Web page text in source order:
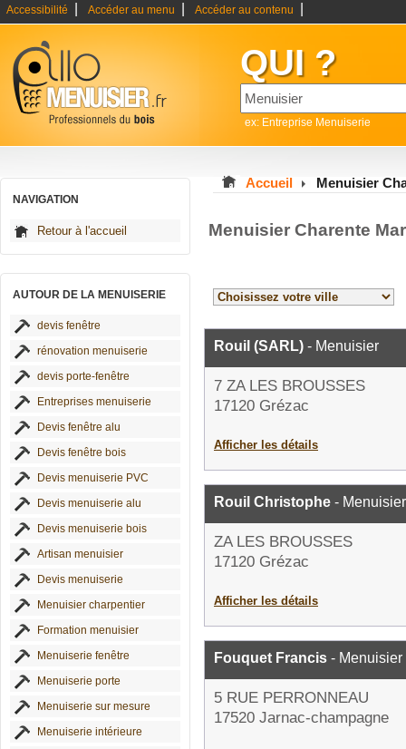
Accessibilité Accéder au menu Accéder au contenu
QUI ?
ex: Entreprise Menuiserie
NAVIGATION
Retour à l'accueil
AUTOUR DE LA MENUISERIE
devis fenêtre
rénovation menuiserie
devis porte-fenêtre
Entreprises menuiserie
Devis fenêtre alu
Devis fenêtre bois
Devis menuiserie PVC
Devis menuiserie alu
Devis menuiserie bois
Artisan menuisier
Devis menuiserie
Menuisier charpentier
Formation menuisier
Menuiserie fenêtre
Menuiserie porte
Menuiserie sur mesure
Menuiserie intérieure
Accueil Menuisier
Menuisier Charente
Rouil (SARL) - Menuisier
7 ZA LES BROUSSES
17120 Grézac
Afficher les détails
Rouil Christophe - Menuisier
ZA LES BROUSSES
17120 Grézac
Afficher les détails
Fouquet Francis - Menuisier
5 RUE PERRONNEAU
17520 Jarnac-champagne